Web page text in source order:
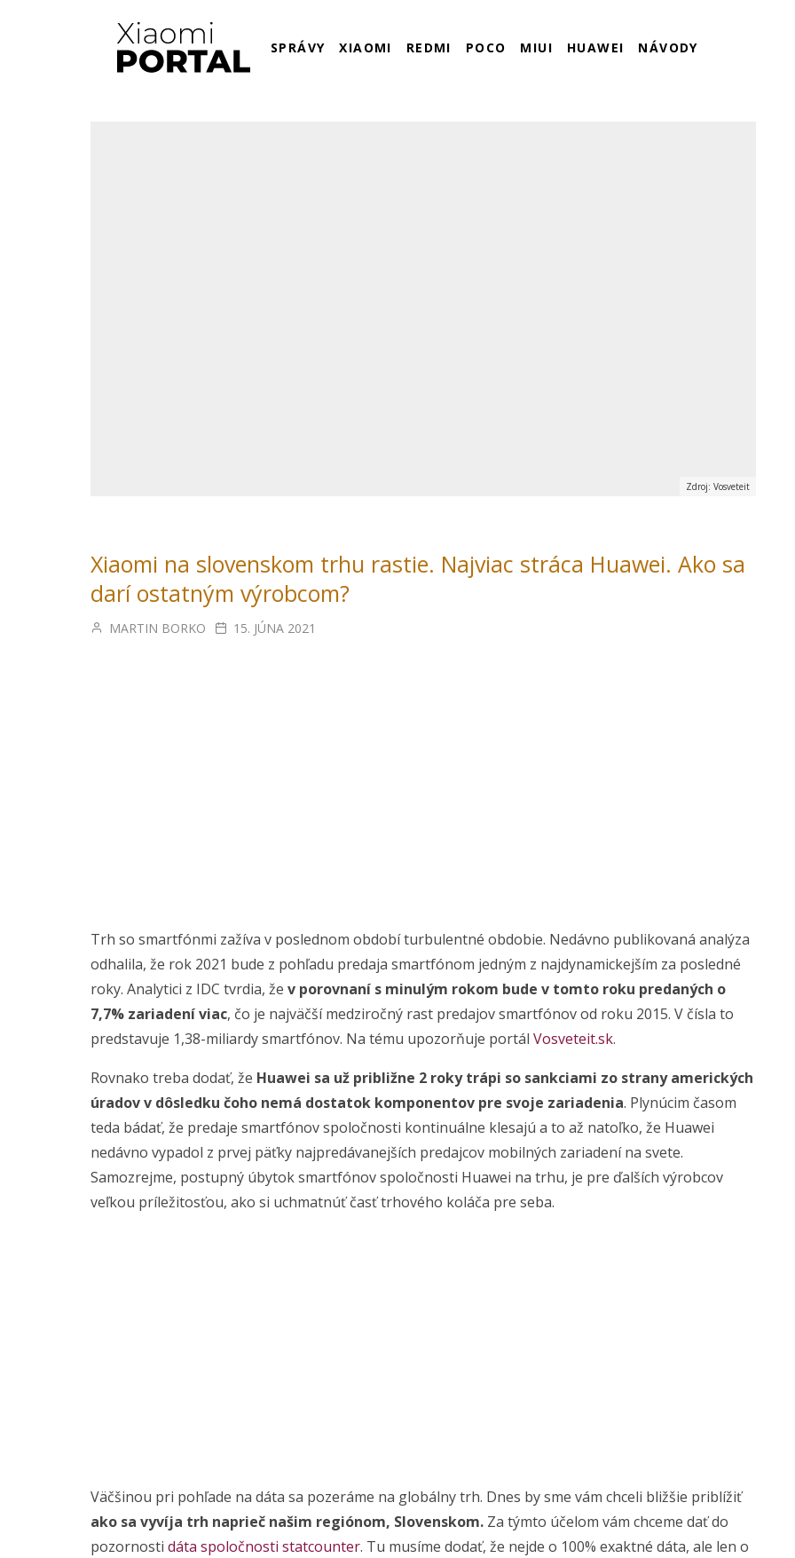
SPRÁVY XIAOMI REDMI POCO MIUI HUAWEI NÁVODY
Zdroj: Vosveteit
Xiaomi na slovenskom trhu rastie. Najviac stráca Huawei. Ako sa
darí ostatným výrobcom?
MARTIN BORKO 15. JÚNA 2021
Trh so smartfónmi zažíva v poslednom období turbulentné obdobie. Nedávno publikovaná analýza
odhalila, že rok 2021 bude z pohľadu predaja smartfónom jedným z najdynamickejším za posledné
roky. Analytici z IDC tvrdia, že v porovnaní s minulým rokom bude v tomto roku predaných o
7,7% zariadení viac, čo je najväčší medziročný rast predajov smartfónov od roku 2015. V čísla to
predstavuje 1,38-miliardy smartfónov. Na tému upozorňuje portál Vosveteit.sk.
Rovnako treba dodať, že Huawei sa už približne 2 roky trápi so sankciami zo strany amerických
úradov v dôsledku čoho nemá dostatok komponentov pre svoje zariadenia. Plynúcim časom
teda bádať, že predaje smartfónov spoločnosti kontinuálne klesajú a to až natoľko, že Huawei
nedávno vypadol z prvej päťky najpredávanejších predajcov mobilných zariadení na svete.
Samozrejme, postupný úbytok smartfónov spoločnosti Huawei na trhu, je pre ďalších výrobcov
veľkou príležitosťou, ako si uchmatnúť časť trhového koláča pre seba.
Väčšinou pri pohľade na dáta sa pozeráme na globálny trh. Dnes by sme vám chceli bližšie priblížiť
ako sa vyvíja trh naprieč našim regiónom, Slovenskom. Za týmto účelom vám chceme dať do
pozornosti dáta spoločnosti statcounter. Tu musíme dodať, že nejde o 100% exaktné dáta, ale len o